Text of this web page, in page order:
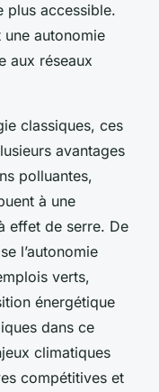
plus accessible.
autonomie
aux réseaux
classiques, ces
avantages
polluantes,
à une
effet de serre. De
l’autonomie
verts,
énergétique
dans ce
climatiques
compétitives et